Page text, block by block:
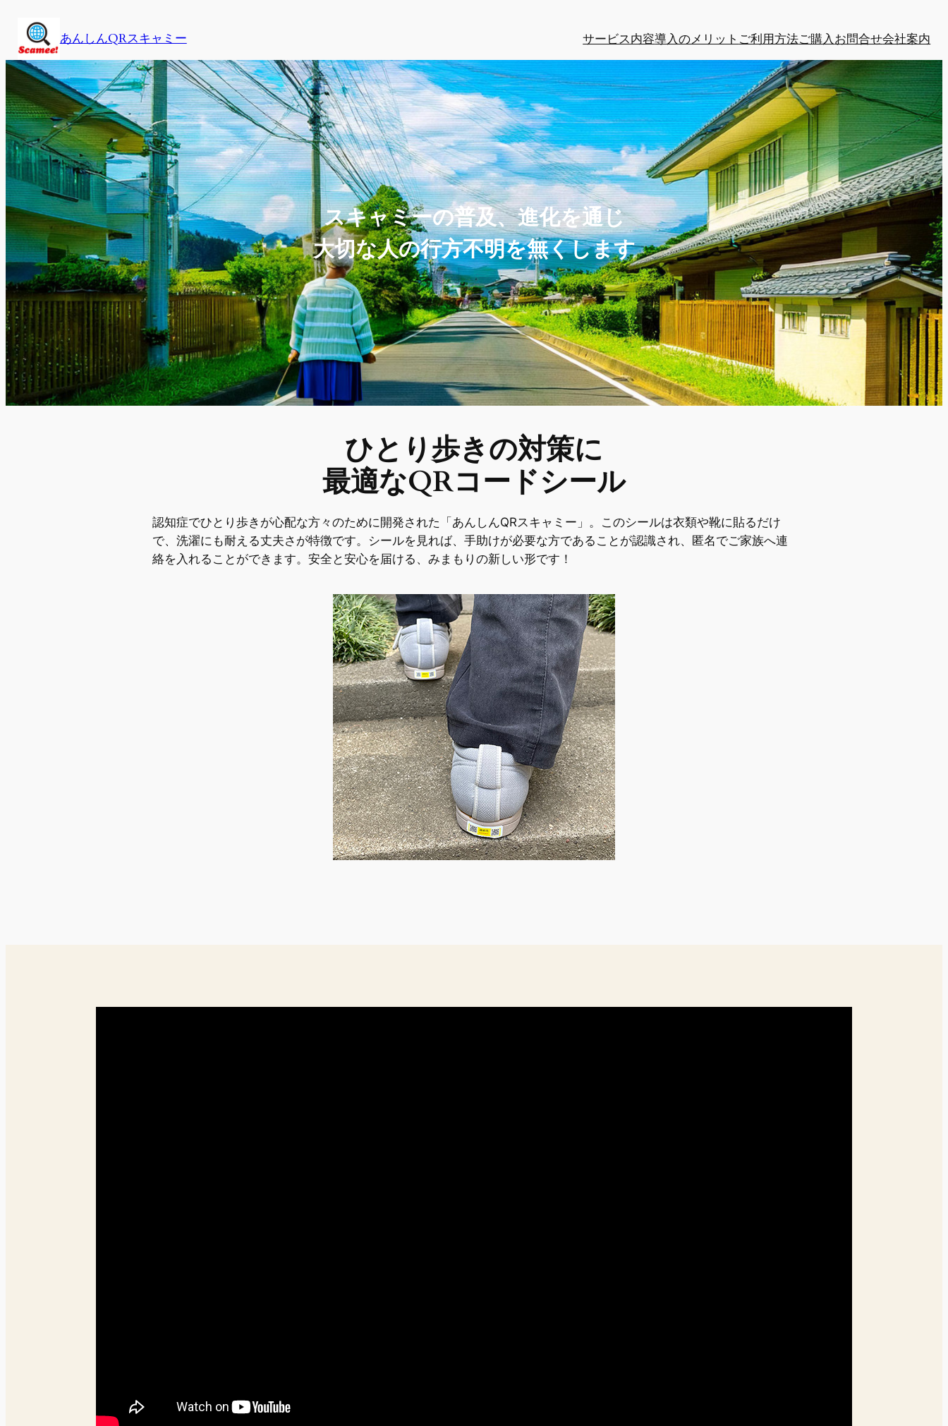
ス
ッ
プ
あんしんQRスキャミー サービス内容導入のメリット ご利用方法ご購入 お問合せ会社案内
スキャミーの普及、進化を通じ
大切な人の行方不明を無くします
ひとり歩きの対策に
最適なQRコードシール
認知症でひとり歩きが心配な方々のために開発された「あんしんQRスキャミー」。このシールは衣類や靴に貼るだけ
で、洗濯にも耐える丈夫さが特徴です。シールを見れば、手助けが必要な方であることが認識され、匿名でご家族へ連
絡を入れることができます。安全と安心を届ける、みまもりの新しい形です！